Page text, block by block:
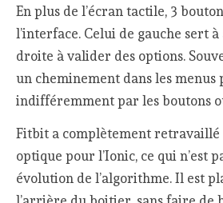
En plus de l’écran tactile, 3
l’interface. Celui de gauche sert
droite à valider des options.
un cheminement dans les menus
indifféremment par les boutons
Fitbit a complètement retravaillé
optique pour l’Ionic, ce qui n’est
évolution de l’algorithme. Il est